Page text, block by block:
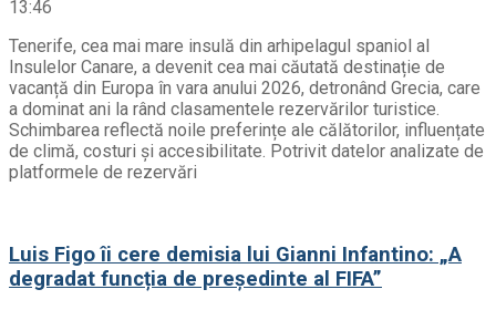
13:46
Tenerife, cea mai mare insulă din arhipelagul spaniol al
Insulelor Canare, a devenit cea mai căutată destinație de
vacanță din Europa în vara anului 2026, detronând Grecia, care
a dominat ani la rând clasamentele rezervărilor turistice.
Schimbarea reflectă noile preferințe ale călătorilor, influențate
de climă, costuri și accesibilitate. Potrivit datelor analizate de
platformele de rezervări
Luis Figo îi cere demisia lui Gianni Infantino: „A
degradat funcția de președinte al FIFA”